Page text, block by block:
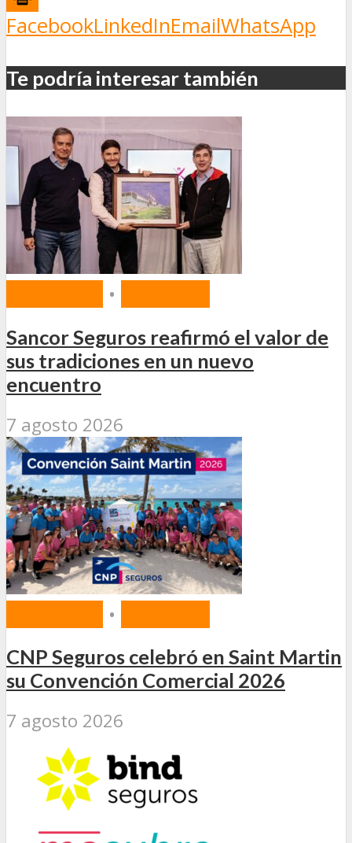
FacebookLinkedInEmailWhatsApp
Te podría interesar también
•
Sancor Seguros reafirmó el valor de
sus tradiciones en un nuevo
encuentro
7 agosto 2026
•
CNP Seguros celebró en Saint Martin
su Convención Comercial 2026
7 agosto 2026